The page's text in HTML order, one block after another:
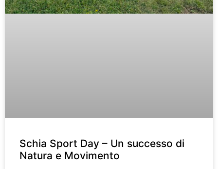
Schia Sport Day – Un successo di
Natura e Movimento